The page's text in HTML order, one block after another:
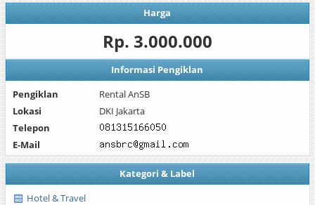
Harga
Rp. 3.000.000
Informasi Pengiklan
Pengiklan
Rental AnSB
Lokasi
DKI Jakarta
Telepon
E-Mail
Kategori & Label
Hotel & Travel